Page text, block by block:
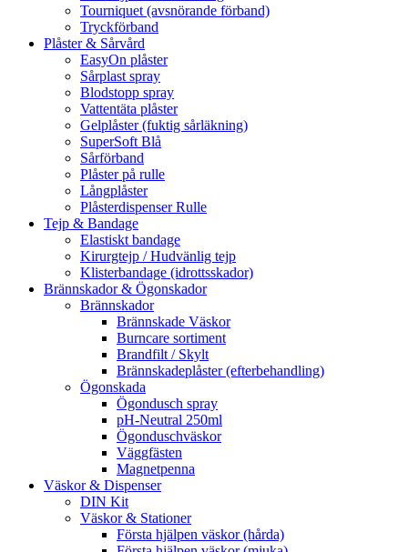
Tourniquet (avsnörande förband)
Tryckförband
Plåster & Sårvård
EasyOn plåster
Sårplast spray
Blodstopp spray
Vattentäta plåster
Gelplåster (fuktig sårläkning)
SuperSoft Blå
Sårförband
Plåster på rulle
Långplåster
Plåsterdispenser Rulle
Tejp & Bandage
Elastiskt bandage
Kirurgtejp / Hudvänlig tejp
Klisterbandage (idrottsskador)
Brännskador & Ögonskador
Brännskador
Brännskade Väskor
Burncare sortiment
Brandfilt / Skylt
Brännskadeplåster (efterbehandling)
Ögonskada
Ögondusch spray
pH-Neutral 250ml
Ögonduschväskor
Väggfästen
Magnetpenna
Väskor & Dispenser
DIN Kit
Väskor & Stationer
Första hjälpen väskor (hårda)